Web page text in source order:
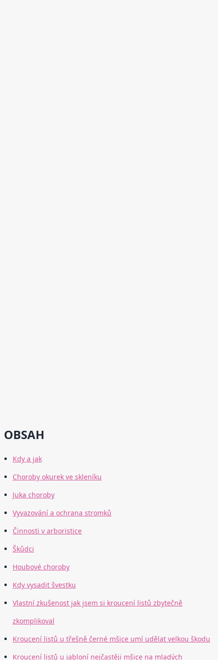
OBSAH
Kdy a jak
Choroby okurek ve skleníku
Juka choroby
Vyvazování a ochrana stromků
Činnosti v arboristice
Škůdci
Houbové choroby
Kdy vysadit švestku
Vlastní zkušenost jak jsem si kroucení listů zbytečně
zkomplikoval
Kroucení listů u třešně černé mšice umí udělat velkou škodu
Kroucení listů u jabloní nejčastěji mšice na mladých